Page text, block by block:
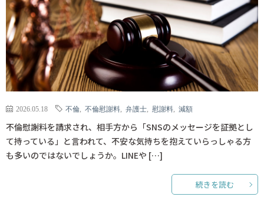
2026.05.18 不倫 不倫慰謝料 弁護士 慰謝料 減額
不倫慰謝料を請求され、相手方から「SNSのメッセージを証拠とし
て持っている」と言われて、不安な気持ちを抱えていらっしゃる方
も多いのではないでしょうか。LINEや […]
続きを読む